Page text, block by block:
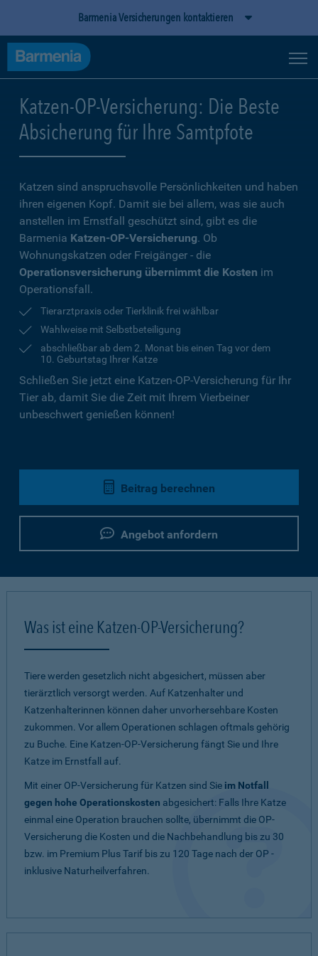
Barmenia Versicherungen kontaktieren
Katzen-OP-Versicherung: Die Beste
Absicherung für Ihre Samtpfote
Katzen sind anspruchsvolle Persönlichkeiten und haben
ihren eigenen Kopf. Damit sie bei allem, was sie auch
anstellen im Ernstfall geschützt sind, gibt es die
Barmenia Katzen-OP-Versicherung. Ob
Wohnungskatzen oder Freigänger - die
Operationsversicherung übernimmt die Kosten im
Operationsfall.
Tierarztpraxis oder Tierklinik frei wählbar
Wahlweise mit Selbstbeteiligung
abschließbar ab dem 2. Monat bis einen Tag vor dem
10. Geburtstag Ihrer Katze
Schließen Sie jetzt eine Katzen-OP-Versicherung für Ihr
Tier ab, damit Sie die Zeit mit Ihrem Vierbeiner
unbeschwert genießen können!
Beitrag berechnen
Angebot anfordern
Was ist eine Katzen-OP-Versicherung?
Tiere werden gesetzlich nicht abgesichert, müssen aber
tierärztlich versorgt werden. Auf Katzenhalter und
Katzenhalterinnen können daher unvorhersehbare Kosten
zukommen. Vor allem Operationen schlagen oftmals gehörig
zu Buche. Eine Katzen-OP-Versicherung fängt Sie und Ihre
Katze im Ernstfall auf.
Mit einer OP-Versicherung für Katzen sind Sie im Notfall
gegen hohe Operationskosten abgesichert: Falls Ihre Katze
einmal eine Operation brauchen sollte, übernimmt die OP-
Versicherung die Kosten und die Nachbehandlung bis zu 30
bzw. im Premium Plus Tarif bis zu 120 Tage nach der OP -
inklusive Naturheilverfahren.